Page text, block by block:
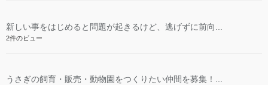
新しい事をはじめると問題が起きるけど、逃げずに前向...
2件のビュー
うさぎの飼育・販売・動物園をつくりたい仲間を募集！...